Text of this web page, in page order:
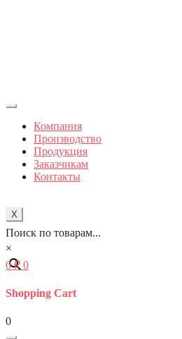
Компания
Производство
Продукция
Заказчикам
Контакты
X
Поиск по товарам...
×
0₽ 0
Shopping Cart
0